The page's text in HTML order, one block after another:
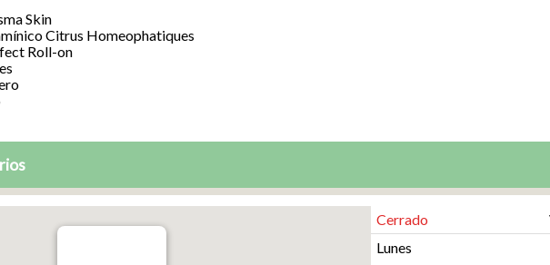
Skin
Citrus Homeophatiques
Roll-on
Cerrado
Lunes